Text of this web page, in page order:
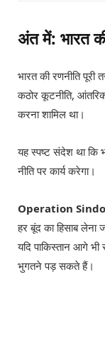
अंत में: भारत
भारत की रणनीति पूरी
कठोर कूटनीति,
करना शामिल था।
यह स्पष्ट संदेश था कि
नीति पर कार्य करेगा।
Operation
हर बूंद का हिसाब लेना
यदि पाकिस्तान आगे
भुगतने पड़ सकते हैं।